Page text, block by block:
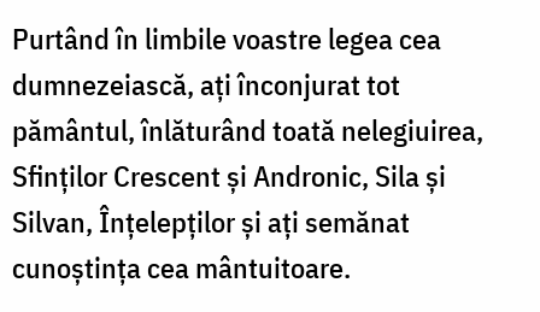
Purtând în limbile voastre legea cea
dumnezeiască, aţi înconjurat tot
pământul, înlăturând toată nelegiuirea,
Sfinţilor Crescent şi Andronic, Sila şi
Silvan, Înţelepţilor şi aţi semănat
cunoştinţa cea mântuitoare.